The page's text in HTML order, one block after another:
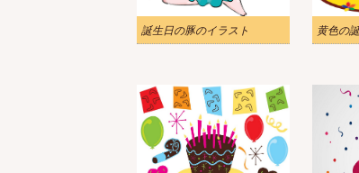
誕生日の豚のイラスト